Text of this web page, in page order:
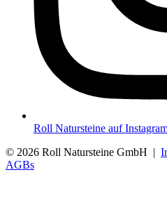
Roll Natursteine auf
© 2026 Roll Natursteine GmbH |
AGBs